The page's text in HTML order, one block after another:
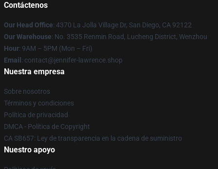
Contáctenos
Our Head Office: 4370 La Jolla Village Dr, San Diego, CA 92122
Our Warehouse: No. 3535 Renmin Road, Lucheng District, Wenzhou
Hour: 9AM – 5PM (Mon – Fri)
Email : contact@jennifer-lawrence.shop
Nuestra empresa
Sobre nosotros
Términos y condiciones
Política de privacidad
DMCA - Política de Copyright
CA SB657: Ley de transparencia en la cadena de suministro
Nuestro apoyo